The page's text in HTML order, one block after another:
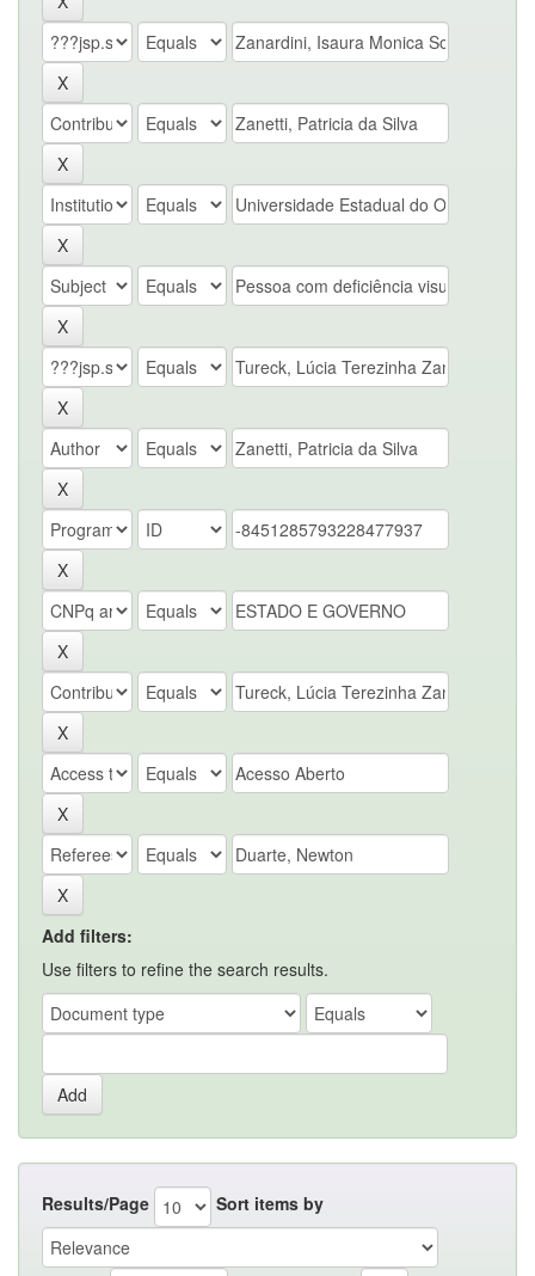
Add filters:
Use filters to refine the search results.
Results/Page Sort items by